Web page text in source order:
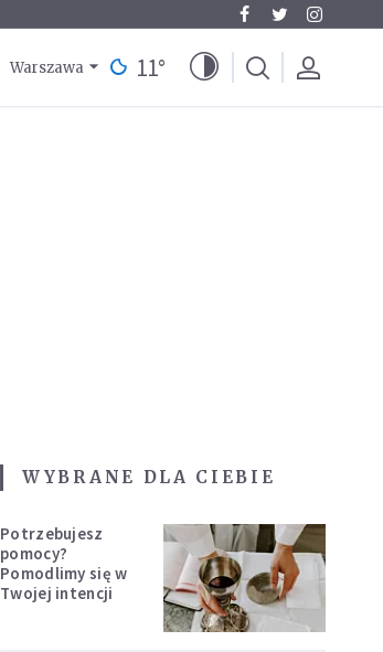
Warszawa 11°
WYBRANE DLA CIEBIE
Potrzebujesz
pomocy?
Pomodlimy się w
Twojej intencji